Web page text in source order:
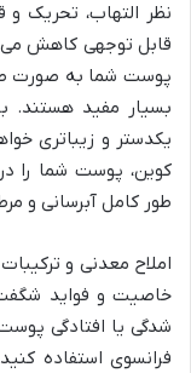
نظر التهاب، تحریک
قابل توجهی کاهش
پوست شما به صورت
بسیار مفید هستند.
یکدستر و زیباتری
کوین، پوست شما را
طور کامل آبرسانی و
املاح معدنی و
خاصیت و فواید شگفت
شدگی یا افتادگی
فرانسوی استفاده